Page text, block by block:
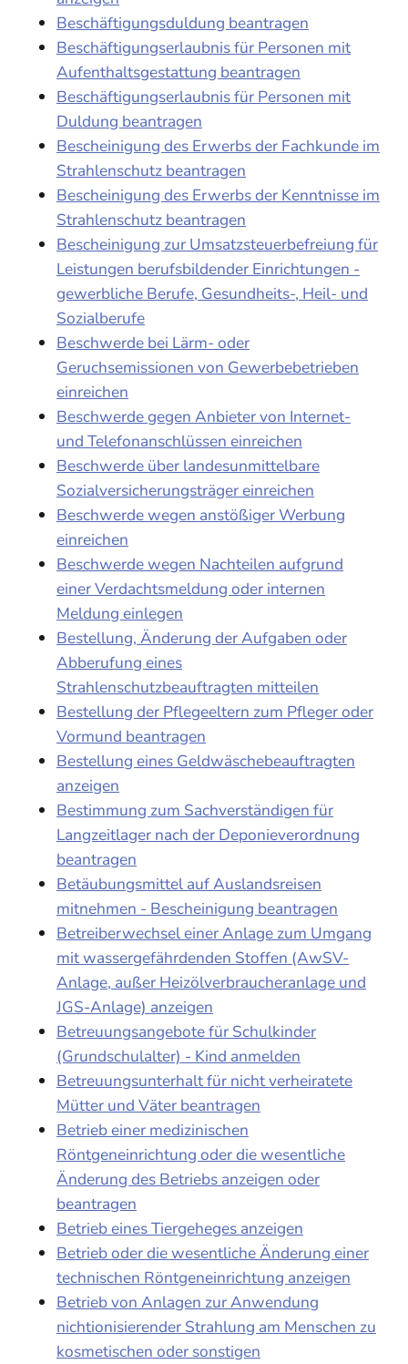
Beschäftigungsduldung beantragen
Beschäftigungserlaubnis für Personen mit
Aufenthaltsgestattung beantragen
Beschäftigungserlaubnis für Personen mit
Duldung beantragen
Bescheinigung des Erwerbs der Fachkunde im
Strahlenschutz beantragen
Bescheinigung des Erwerbs der Kenntnisse im
Strahlenschutz beantragen
Bescheinigung zur Umsatzsteuerbefreiung für
Leistungen berufsbildender Einrichtungen -
gewerbliche Berufe, Gesundheits-, Heil- und
Sozialberufe
Beschwerde bei Lärm- oder
Geruchsemissionen von Gewerbebetrieben
einreichen
Beschwerde gegen Anbieter von Internet-
und Telefonanschlüssen einreichen
Beschwerde über landesunmittelbare
Sozialversicherungsträger einreichen
Beschwerde wegen anstößiger Werbung
einreichen
Beschwerde wegen Nachteilen aufgrund
einer Verdachtsmeldung oder internen
Meldung einlegen
Bestellung, Änderung der Aufgaben oder
Abberufung eines
Strahlenschutzbeauftragten mitteilen
Bestellung der Pflegeeltern zum Pfleger oder
Vormund beantragen
Bestellung eines Geldwäschebeauftragten
anzeigen
Bestimmung zum Sachverständigen für
Langzeitlager nach der Deponieverordnung
beantragen
Betäubungsmittel auf Auslandsreisen
mitnehmen - Bescheinigung beantragen
Betreiberwechsel einer Anlage zum Umgang
mit wassergefährdenden Stoffen (AwSV-
Anlage, außer Heizölverbraucheranlage und
JGS-Anlage) anzeigen
Betreuungsangebote für Schulkinder
(Grundschulalter) - Kind anmelden
Betreuungsunterhalt für nicht verheiratete
Mütter und Väter beantragen
Betrieb einer medizinischen
Röntgeneinrichtung oder die wesentliche
Änderung des Betriebs anzeigen oder
beantragen
Betrieb eines Tiergeheges anzeigen
Betrieb oder die wesentliche Änderung einer
technischen Röntgeneinrichtung anzeigen
Betrieb von Anlagen zur Anwendung
nichtionisierender Strahlung am Menschen zu
kosmetischen oder sonstigen